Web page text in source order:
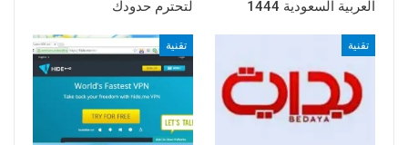
العربية السعودية 1444
لتحترم حدودك
تقنية تقنية